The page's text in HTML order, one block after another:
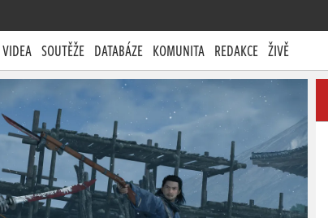
VIDEA SOUTĚŽE DATABÁZE KOMUNITA REDAKCE ŽIVĚ